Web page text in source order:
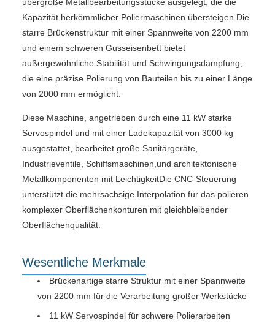
Kapazität herkömmlicher Poliermaschinen übersteigen.Die
starre Brückenstruktur mit einer Spannweite von 2200 mm
und einem schweren Gusseisenbett bietet
außergewöhnliche Stabilität und Schwingungsdämpfung,
die eine präzise Polierung von Bauteilen bis zu einer Länge
von 2000 mm ermöglicht.
Diese Maschine, angetrieben durch eine 11 kW starke
Servospindel und mit einer Ladekapazität von 3000 kg
ausgestattet, bearbeitet große Sanitärgeräte,
Industrieventile, Schiffsmaschinen,und architektonische
Metallkomponenten mit LeichtigkeitDie CNC-Steuerung
unterstützt die mehrsachsige Interpolation für das polieren
komplexer Oberflächenkonturen mit gleichbleibender
Oberflächenqualität.
Wesentliche Merkmale
Brückenartige starre Struktur mit einer Spannweite
von 2200 mm für die Verarbeitung großer Werkstücke
11 kW Servospindel für schwere Polierarbeiten